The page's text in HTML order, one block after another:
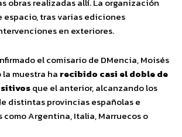
espacio, tras varias ediciones
en exteriores.
el comisario de DMencia, Moisés
la muestra ha recibido casi el doble de
que el anterior, alcanzando los
distintas provincias españolas e
como Argentina, Italia, Marruecos o